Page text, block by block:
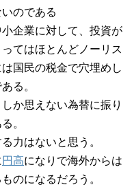
のである
企業に対して、投資が
てはほとんどノーリス
国民の税金で穴埋めし
る。
か思えない為替に振り
。
力はないと思う。
円高になりで海外からは
のになるだろう。